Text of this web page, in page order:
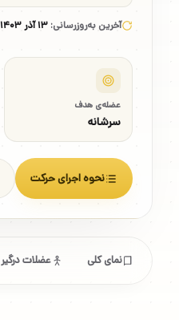
آخرین به‌روزرسانی:۱۳ آذر ۱۴۰۳
عضله‌ی هدف
سرشانه
نحوه اجرای حرکت
نمای کلی عضلات درگیر